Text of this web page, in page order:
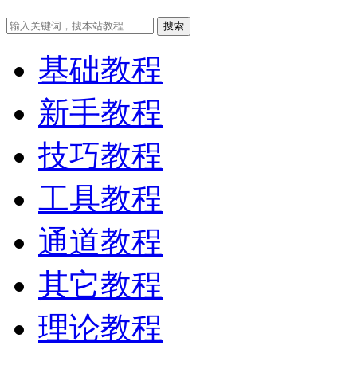
搜索
基础教程
新手教程
技巧教程
工具教程
通道教程
其它教程
理论教程